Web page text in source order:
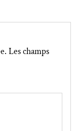
Les champs